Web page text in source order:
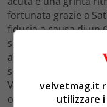
fortunata grazie a
fiducia a causa di un
seconda decade.
ambiente lavorativo.
solo con brevi
Venere e Marte.
opportunità e
velvetmag.it
utilizzare